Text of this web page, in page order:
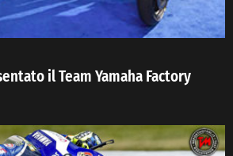
il Team Yamaha Factory